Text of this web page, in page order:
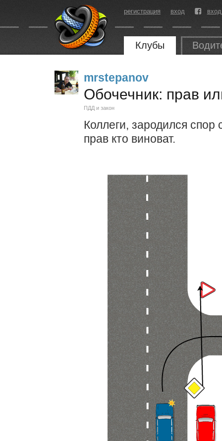
регистрация вход
Клубы
mrstepanov
Обочечник: прав
ПДД и закон
Коллеги, зародился спор
прав кто виноват.